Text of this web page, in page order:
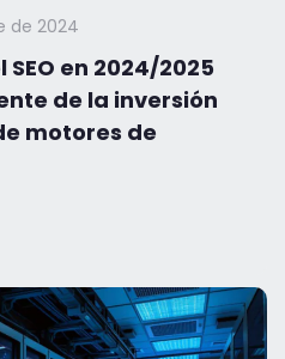
de 2024
en 2024/2025
de la inversión
motores de